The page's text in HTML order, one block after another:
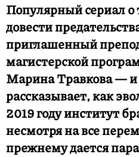
Популярный сериал о
довести
приглашенный
магистерской
Марина Травкова — и
рассказывает, как
2019 году институт
несмотря на все
прежнему дается